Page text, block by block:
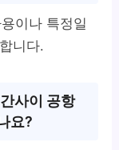
이나 특정일
니다.
사이 공항
요?